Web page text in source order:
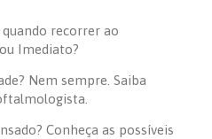
recorrer ao
Imediato?
Nem sempre. Saiba
Conheça as possíveis